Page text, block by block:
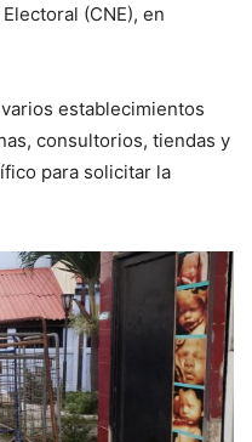
(CNE), en
establecimientos
consultorios, tiendas y
para solicitar la